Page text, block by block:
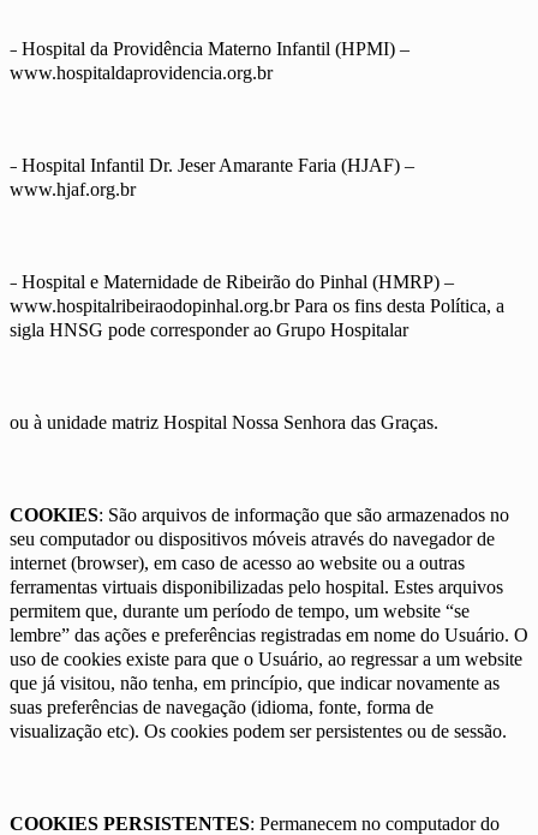
– Hospital da Providência Materno Infantil (HPMI) –
www.hospitaldaprovidencia.org.br
– Hospital Infantil Dr. Jeser Amarante Faria (HJAF) –
www.hjaf.org.br
– Hospital e Maternidade de Ribeirão do Pinhal (HMRP) –
www.hospitalribeiraodopinhal.org.br Para os fins desta Política, a
sigla HNSG pode corresponder ao Grupo Hospitalar
ou à unidade matriz Hospital Nossa Senhora das Graças.
COOKIES: São arquivos de informação que são armazenados no
seu computador ou dispositivos móveis através do navegador de
internet (browser), em caso de acesso ao website ou a outras
ferramentas virtuais disponibilizadas pelo hospital. Estes arquivos
permitem que, durante um período de tempo, um website “se
lembre” das ações e preferências registradas em nome do Usuário. O
uso de cookies existe para que o Usuário, ao regressar a um website
que já visitou, não tenha, em princípio, que indicar novamente as
suas preferências de navegação (idioma, fonte, forma de
visualização etc). Os cookies podem ser persistentes ou de sessão.
COOKIES PERSISTENTES: Permanecem no computador do